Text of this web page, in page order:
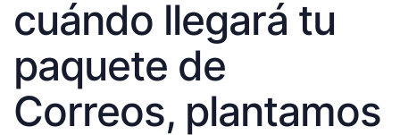
cuándo llegará tu
paquete de
Correos, plantamos